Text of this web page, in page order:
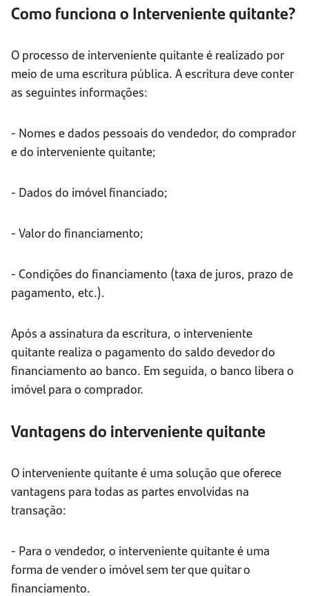
Como funciona o Interveniente quitante?
O processo de interveniente quitante é realizado por
meio de uma escritura pública. A escritura deve conter
as seguintes informações:
- Nomes e dados pessoais do vendedor, do comprador
e do interveniente quitante;
- Dados do imóvel financiado;
- Valor do financiamento;
- Condições do financiamento (taxa de juros, prazo de
pagamento, etc.).
Após a assinatura da escritura, o interveniente
quitante realiza o pagamento do saldo devedor do
financiamento ao banco. Em seguida, o banco libera o
imóvel para o comprador.
Vantagens do interveniente quitante
O interveniente quitante é uma solução que oferece
vantagens para todas as partes envolvidas na
transação:
- Para o vendedor, o interveniente quitante é uma
forma de vender o imóvel sem ter que quitar o
financiamento.